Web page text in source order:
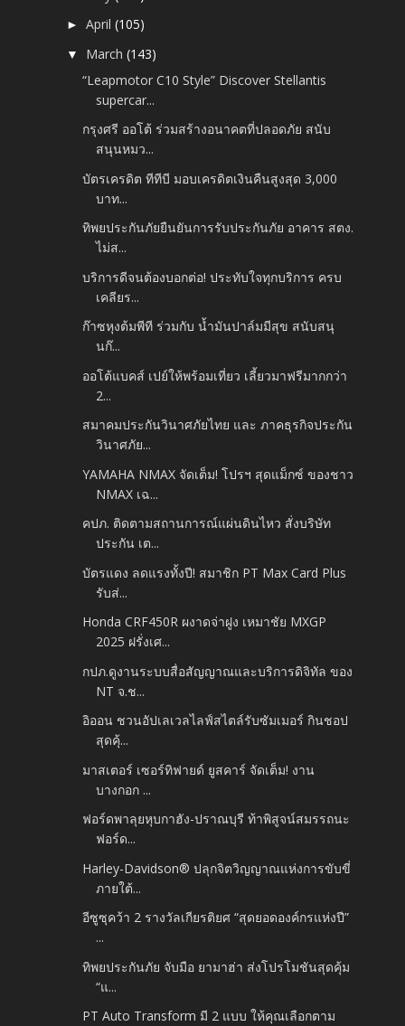
►April(105)
▼ March(143)
“Leapmotor C10 Style” Discover Stellantis
supercar...
กรุงศรี ออโต้ ร่วมสร้างอนาคตที่ปลอดภัย สนับ
สนุนหมว...
บัตรเครดิต ทีทีบี มอบเครดิตเงินคืนสูงสุด 3,000
บาท...
ทิพยประกันภัยยืนยันการรับประกันภัย อาคาร สตง.
ไม่ส...
บริการดีจนต้องบอกต่อ! ประทับใจทุกบริการ ครบ
เคลียร...
ก๊าซหุงต้มพีที ร่วมกับ น้ำมันปาล์มมีสุข สนับสนุ
นก๊...
ออโต้แบคส์ เปย์ให้พร้อมเที่ยว เลี้ยวมาฟรีมากกว่า
2...
สมาคมประกันวินาศภัยไทย และ ภาคธุรกิจประกัน
วินาศภัย...
YAMAHA NMAX จัดเต็ม! โปรฯ สุดแม็กซ์ ของชาว
NMAX เฉ...
คปภ. ติดตามสถานการณ์แผ่นดินไหว สั่งบริษัท
ประกัน เต...
บัตรแดง ลดแรงทั้งปี! สมาชิก PT Max Card Plus
รับส่...
Honda CRF450R ผงาดจ่าฝูง เหมาชัย MXGP
2025 ฝรั่งเศ...
กปภ.ดูงานระบบสื่อสัญญาณและบริการดิจิทัล ของ
NT จ.ช...
อิออน ชวนอัปเลเวลไลฟ์สไตล์รับซัมเมอร์ กินชอป
สุดคุ้...
มาสเตอร์ เซอร์ทิฟายด์ ยูสคาร์ จัดเต็ม! งาน
บางกอก ...
ฟอร์ดพาลุยหุบกาฮัง-ปราณบุรี ท้าพิสูจน์สมรรถนะ
ฟอร์ด...
Harley-Davidson® ปลุกจิตวิญญาณแห่งการขับขี่
ภายใต้...
อีซูซุคว้า 2 รางวัลเกียรติยศ “สุดยอดองค์กรแห่งปี”
...
ทิพยประกันภัย จับมือ ยามาฮ่า ส่งโปรโมชันสุดคุ้ม
“แ...
PT Auto Transform มี 2 แบบ ให้คุณเลือกตาม